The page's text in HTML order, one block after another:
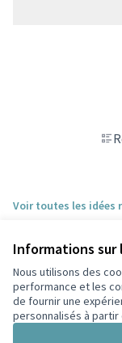
Informations sur
Nous utilisons des
performance et les
de fournir une
personnalisés à partir
Voir toutes les idées
Conditions d'utilisation